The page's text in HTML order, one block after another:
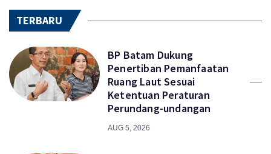
TERBARU
BP Batam Dukung
Penertiban Pemanfaatan
Ruang Laut Sesuai
Ketentuan Peraturan
Perundang-undangan
AUG 5, 2026